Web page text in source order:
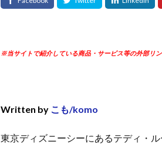
※当サイトで紹介している商品・サービス等の外部リ
Written by こも/komo
東京ディズニーシーにあるテディ・